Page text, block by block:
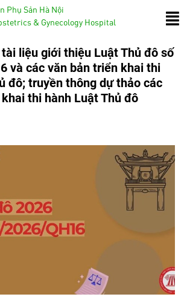
Phụ Sản Hà Nội
& Gynecology Hospital
liệu giới thiệu Luật Thủ đô số
và các văn bản triển khai thi
đô; truyền thông dự thảo các
thi hành Luật Thủ đô